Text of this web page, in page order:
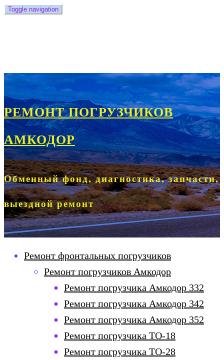
Toggle navigation
РЕМОНТ ПОГРУЗЧИКОВ
АМКОДОР
Обменный фонд, диагностика, запчасти,
выездной ремонт
Ремонт фронтальных погрузчиков
Ремонт погрузчиков Амкодор
Ремонт погрузчика Амкодор 332
Ремонт погрузчика Амкодор 342
Ремонт погрузчика Амкодор 352
Ремонт погрузчика ТО-18
Ремонт погрузчика ТО-28